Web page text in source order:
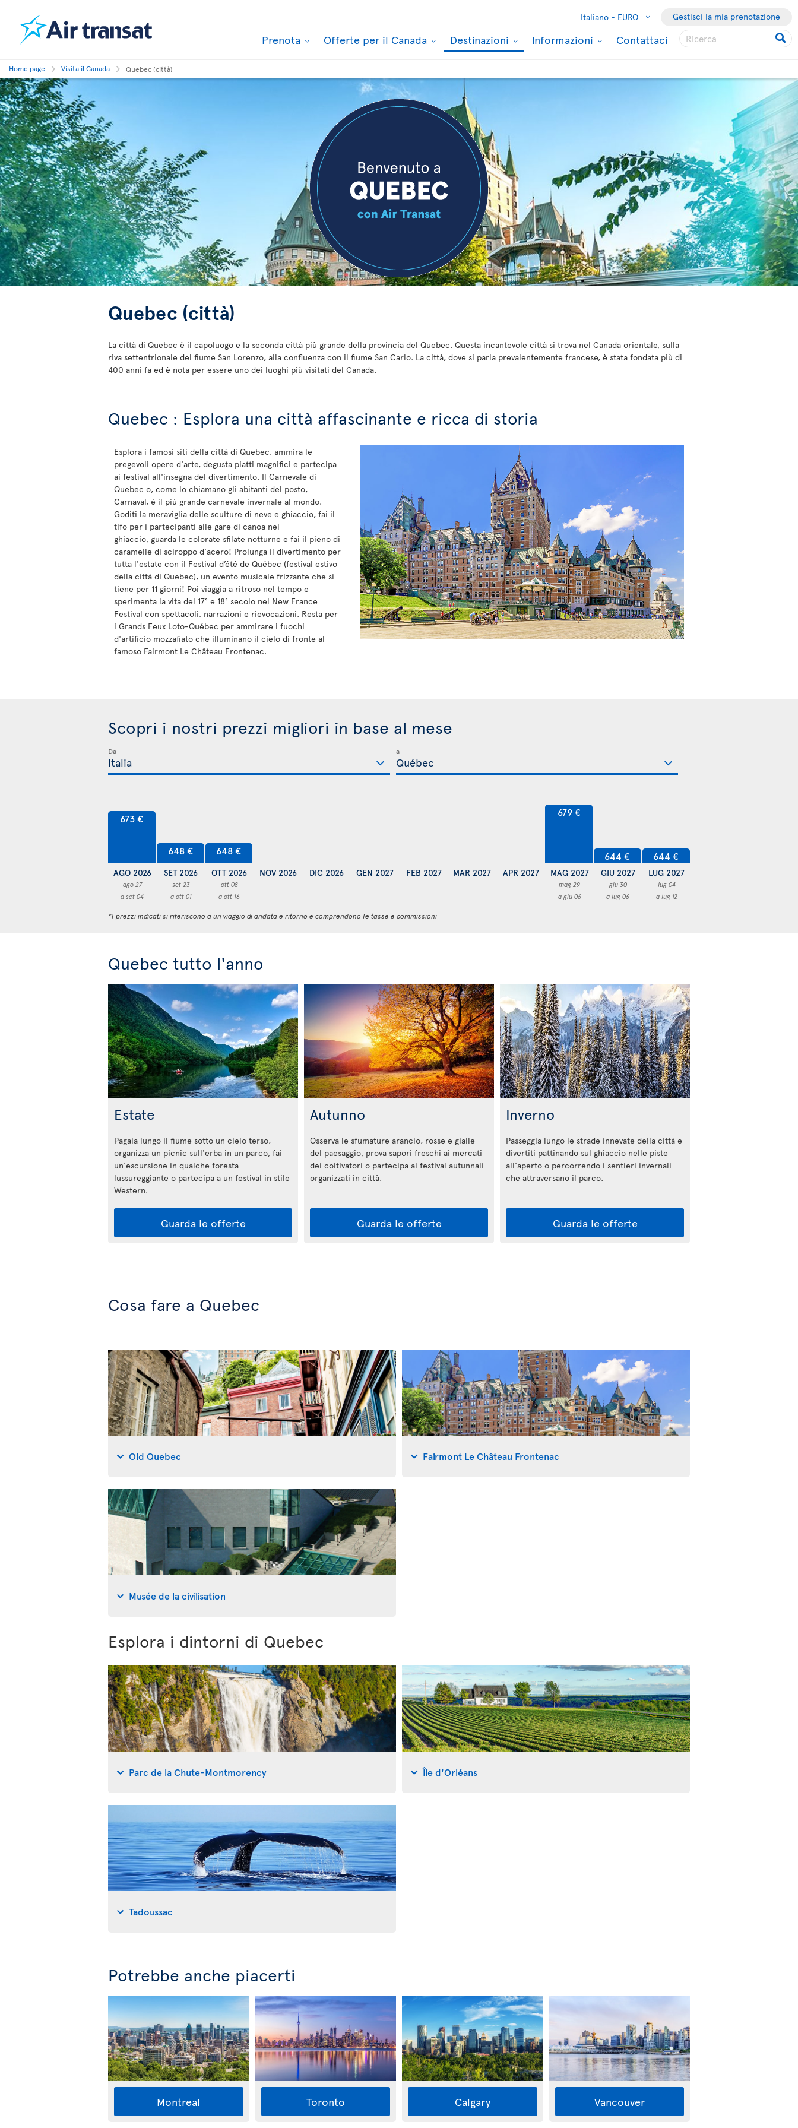
Italiano - EURO Gestisci la mia prenotazione
Prenota Offerte per il Canada Destinazioni Informazioni Contattaci
Home page Visita il Canada Quebec (città)
Quebec (città)
La città di Quebec è il capoluogo e la seconda città più grande della provincia del Quebec. Questa incantevole città si trova nel Canada orientale, sulla
riva settentrionale del fiume San Lorenzo, alla confluenza con il fiume San Carlo. La città, dove si parla prevalentemente francese, è stata fondata più di
400 anni fa ed è nota per essere uno dei luoghi più visitati del Canada.
Quebec : Esplora una città affascinante e ricca di storia
Esplora i famosi siti della città di Quebec, ammira le
pregevoli opere d'arte, degusta piatti magnifici e partecipa
ai festival all'insegna del divertimento. Il Carnevale di
Quebec o, come lo chiamano gli abitanti del posto,
Carnaval, è il più grande carnevale invernale al mondo.
Goditi la meraviglia delle sculture di neve e ghiaccio, fai il
tifo per i partecipanti alle gare di canoa nel
ghiaccio, guarda le colorate sfilate notturne e fai il pieno di
caramelle di sciroppo d'acero! Prolunga il divertimento per
tutta l'estate con il Festival d’été de Québec (festival estivo
della città di Quebec), un evento musicale frizzante che si
tiene per 11 giorni! Poi viaggia a ritroso nel tempo e
sperimenta la vita del 17° e 18° secolo nel New France
Festival con spettacoli, narrazioni e rievocazioni. Resta per
i Grands Feux Loto-Québec per ammirare i fuochi
d'artificio mozzafiato che illuminano il cielo di fronte al
famoso Fairmont Le Château Frontenac.
Scopri i nostri prezzi migliori in base al mese
Da a
673 €
AGO 2026
ago 27
a set 04
648 €
SET 2026
set 23
a ott 01
648 €
OTT 2026
ott 08
a ott 16
NOV 2026 DIC 2026 GEN 2027 FEB 2027 MAR 2027 APR 2027
679 €
MAG 2027
mag 29
a giu 06
644 €
GIU 2027
giu 30
a lug 06
644 €
LUG 2027
lug 04
a lug 12
*I prezzi indicati si riferiscono a un viaggio di andata e ritorno e comprendono le tasse e commissioni
Quebec tutto l'anno
Estate
Pagaia lungo il fiume sotto un cielo terso,
organizza un picnic sull'erba in un parco, fai
un'escursione in qualche foresta
lussureggiante o partecipa a un festival in stile
Western.
Guarda le offerte
Autunno
Osserva le sfumature arancio, rosse e gialle
del paesaggio, prova sapori freschi ai mercati
dei coltivatori o partecipa ai festival autunnali
organizzati in città.
Guarda le offerte
Inverno
Passeggia lungo le strade innevate della città e
divertiti pattinando sul ghiaccio nelle piste
all'aperto o percorrendo i sentieri invernali
che attraversano il parco.
Guarda le offerte
Cosa fare a Quebec
Old Quebec Fairmont Le Château Frontenac
Musée de la civilisation
Esplora i dintorni di Quebec
Parc de la Chute-Montmorency Île d'Orléans
Tadoussac
Potrebbe anche piacerti
Montreal Toronto Calgary Vancouver